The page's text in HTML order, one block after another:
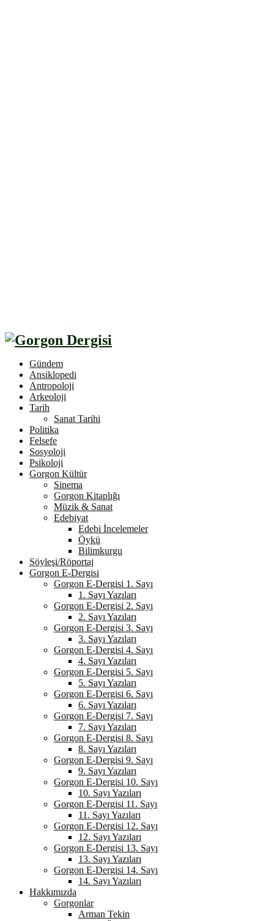
Gündem
Ansiklopedi
Antropoloji
Arkeoloji
Tarih
Sanat Tarihi
Politika
Felsefe
Sosyoloji
Psikoloji
Gorgon Kültür
Sinema
Gorgon Kitaplığı
Müzik & Sanat
Edebiyat
Edebi İncelemeler
Öykü
Bilimkurgu
Söyleşi/Röportaj
Gorgon E-Dergisi
Gorgon E-Dergisi 1. Sayı
1. Sayı Yazıları
Gorgon E-Dergisi 2. Sayı
2. Sayı Yazıları
Gorgon E-Dergisi 3. Sayı
3. Sayı Yazıları
Gorgon E-Dergisi 4. Sayı
4. Sayı Yazıları
Gorgon E-Dergisi 5. Sayı
5. Sayı Yazıları
Gorgon E-Dergisi 6. Sayı
6. Sayı Yazıları
Gorgon E-Dergisi 7. Sayı
7. Sayı Yazıları
Gorgon E-Dergisi 8. Sayı
8. Sayı Yazıları
Gorgon E-Dergisi 9. Sayı
9. Sayı Yazıları
Gorgon E-Dergisi 10. Sayı
10. Sayı Yazıları
Gorgon E-Dergisi 11. Sayı
11. Sayı Yazıları
Gorgon E-Dergisi 12. Sayı
12. Sayı Yazıları
Gorgon E-Dergisi 13. Sayı
13. Sayı Yazıları
Gorgon E-Dergisi 14. Sayı
14. Sayı Yazıları
Hakkımızda
Gorgonlar
Arman Tekin